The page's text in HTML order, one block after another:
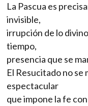
La Pascua es
invisible,
irrupción de lo
tiempo,
presencia que se
El Resucitado no se
espectacular
que impone la fe